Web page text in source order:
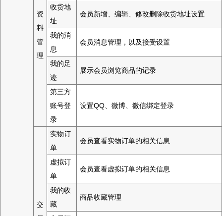
资
料
管
理
收货地
址
会员新增、编辑、修改删除收货地址设置
我的消
息
会员消息管理，以及接受设置
我的足
迹
展示会员浏览商品的记录
第三方
账号登
录
设置QQ、微博、微信绑定登录
交
实物订
单
会员查看实物订单的相关信息
虚拟订
单
会员查看虚拟订单的相关信息
我的收
藏
商品收藏管理